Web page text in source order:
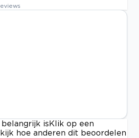
is Klik op een
hoe anderen dit beoordelen